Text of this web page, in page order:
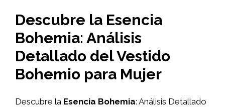
Descubre la Esencia
Bohemia: Análisis
Detallado del Vestido
Bohemio para Mujer
Descubre la Esencia Bohemia: Análisis Detallado